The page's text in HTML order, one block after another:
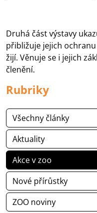
Druhá část výstavy
přibližuje jejich
žijí. Věnuje se i jejich
členění.
Rubriky
Všechny články
Aktuality
Akce v zoo
Nové přírůstky
ZOO noviny